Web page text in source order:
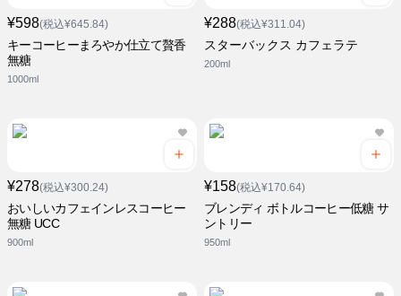
¥598(税込¥645.84)
キーコーヒーまろやか仕立て贅香
無糖
1000ml
¥288(税込¥311.04)
スターバックス カフェラテ
200ml
¥278(税込¥300.24)
おいしいカフェインレスコーヒー
無糖 UCC
900ml
¥158(税込¥170.64)
ブレンディ ボトルコーヒー低糖 サ
ントリー
950ml